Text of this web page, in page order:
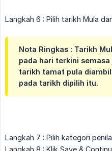
Langkah 6 : Pilih tarikh Mula
Nota Ringkas : Tarikh
pada hari terkini semasa
tarikh tamat pula
pada tarikh dipilih itu.
Langkah 7 : Pilih kategori
Langkah 8 : Klik Save &